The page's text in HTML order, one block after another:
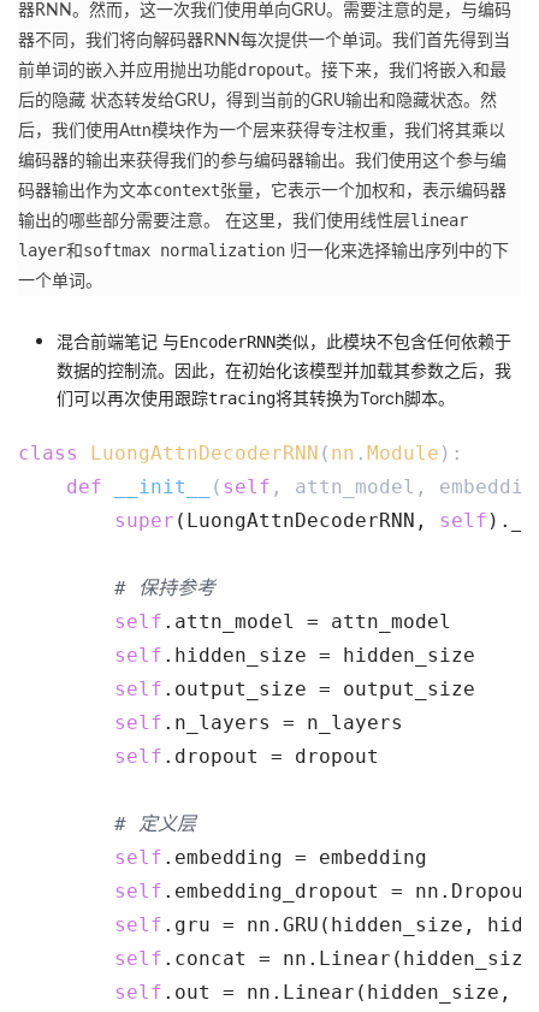
器RNN。 然而，这一次我们使用单向GRU。 需要注意的是，与编码
器不同，我们将向解码器RNN每次提供一个单词。 我们首先得到当
前单词的嵌入并应用抛出功能dropout。 接下来，我们将嵌入和最
后的隐藏 状态转发给GRU，得到当前的GRU输出和隐藏状态。 然
后，我们使用Attn模块作为一个层来获得专注权重，我们将其乘以
编码器的输出来获得我们的参与编码器输出。 我们使用这个参与编
码器输出作为文本context张量，它表示一个加权和，表示编码器
输出的哪些部分需要注意。
在这里，我们使用线性层linear
layer和 softmax normalization 归一化来选择输出序列中的下
一个单词。
混合前端笔记 与EncoderRNN类似，此模块不包含任何依赖于
数据的控制流。 因此，在初始化该模型并加载其参数之后，我
们可以再次使用跟踪tracing将其转换为Torch脚本。
class LuongAttnDecoderRNN ( nn . Module ):
def
__init__ ( self , attn_model,
super (LuongAttnDecoderRNN, self
# 保持参考
self .attn_model = attn_model
self .hidden_size = hidden_size
self .output_size = output_size
self .n_layers = n_layers
self .dropout = dropout
# 定义层
self .embedding = embedding
self .embedding_dropout =
self .gru = nn.GRU(hidden_size,
self .concat =
self .out = nn.Linear(hidden_size,